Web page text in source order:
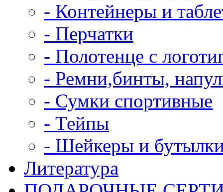
- Контейнеры и
- Перчатки
- Полотенце с
- Ремни,бинты,
- Сумки спортивные
- Тейпы
- Шейкеры и
Литература